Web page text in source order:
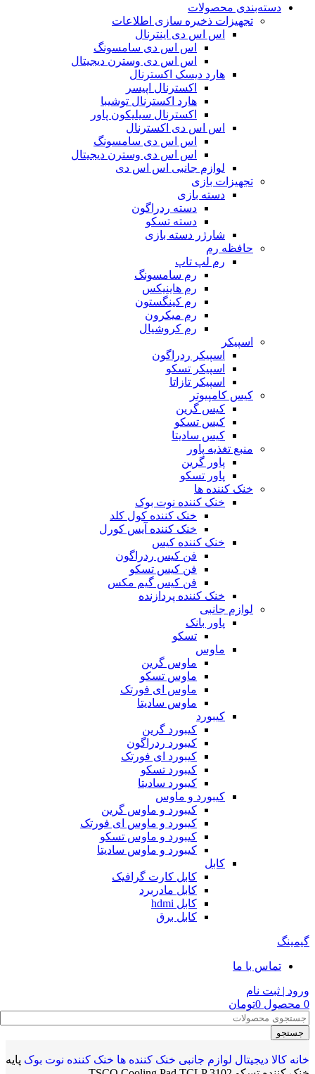
دسته‌بندی محصولات
تجهیزات ذخیره سازی اطلاعات
اس اس دی اینترنال
اس اس دی سامسونگ
اس اس دی وسترن دیجیتال
هارد دیسک اکسترنال
اکسترنال اپیسر
هارد اکسترنال توشیبا
اکسترنال سیلیکون پاور
اس اس دی اکسترنال
اس اس دی سامسونگ
اس اس دی وسترن دیجیتال
لوازم جانبی اس اس دی
تجهیزات بازی
دسته بازی
دسته ردراگون
دسته تسکو
شارژر دسته بازی
حافظه رم
رم لپ تاپ
رم سامسونگ
رم هاینیکس
رم کینگستون
رم میکرون
رم کروشیال
اسپیکر
اسپیکر ردراگون
اسپیکر تسکو
اسپیکر تازاتا
کیس کامپیوتر
کیس گرین
کیس تسکو
کیس سادیتا
منبع تغذیه‌ پاور
پاور گرین
پاور تسکو
خنک کننده ها
خنک کننده نوت بوک
خنک کننده کول کلد
خنک کننده آیس کورل
خنک کننده کیس
فن کیس ردراگون
فن کیس تسکو
فن کیس گیم مکس
خنک کننده پردازنده
لوازم جانبی
پاور بانک
تسکو
ماوس
ماوس گرین
ماوس تسکو
ماوس ای فورتک
ماوس سادیتا
کیبورد
کیبورد گرین
کیبورد ردراگون
کیبورد ای فورتک
کیبورد تسکو
کیبورد سادیتا
کیبورد و ماوس
کیبورد و ماوس گرین
کیبورد و ماوس ای فورتک
کیبورد و ماوس تسکو
کیبورد و ماوس سادیتا
کابل
کابل کارت گرافیک
کابل مادربرد
کابل hdmi
کابل برق
گیمینگ
تماس با ما
ورود | ثبت نام
0 محصول 0تومان
جستجو
خانه کالا دیجیتال لوازم جانبی خنک کننده ها خنک کننده نوت بوک پایه